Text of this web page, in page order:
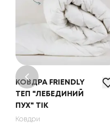
КОВДРА FRIENDLY
ТЕП "ЛЕБЕДИНИЙ
ПУХ" ТІК
Ковдри